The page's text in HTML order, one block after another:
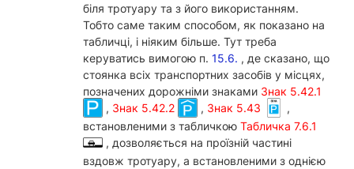
біля тротуару та з його використанням.
Тобто саме таким способом, як показано на
табличці, і ніяким більше. Тут треба
керуватись вимогою п. 15.6. , де сказано, що
стоянка всіх транспортних засобів у місцях,
позначених дорожніми знаками Знак 5.42.1
, Знак 5.42.2 , Знак 5.43
,
встановленими з табличкою Табличка 7.6.1
, дозволяється на проїзній частині
вздовж тротуару, а встановленими з однією